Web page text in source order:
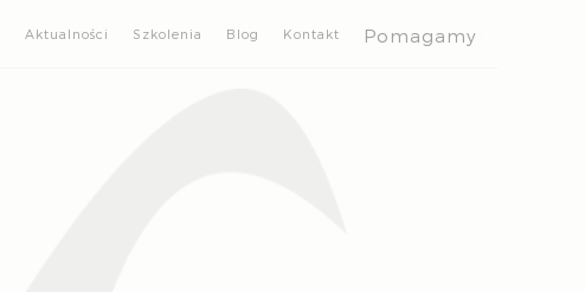
Aktualności Szkolenia Blog Kontakt Pomagamy